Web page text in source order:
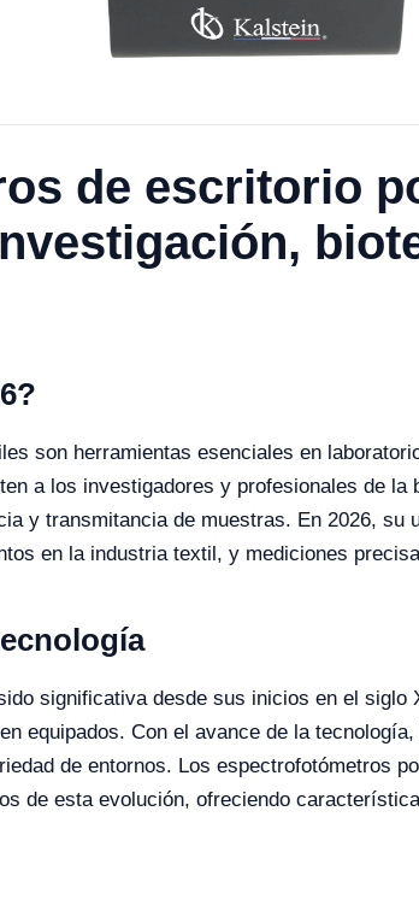
de escritorio
son herramientas esenciales en
a los investigadores y profesionales de
y transmitancia de muestras. En 2026, su
en la industria textil, y mediciones
significativa desde sus inicios en el
equipados. Con el avance de la
de entornos. Los espectrofotómetros
de esta evolución, ofreciendo